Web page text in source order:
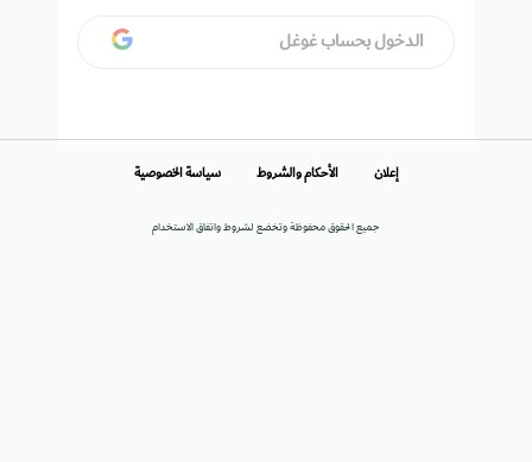
الدخول بحساب غوغل
جميع الحقوق محفوظة وتخضع لشروط واتفاق الاستخدام
إعلان الأحكام والشروط سياسة الخصوصية